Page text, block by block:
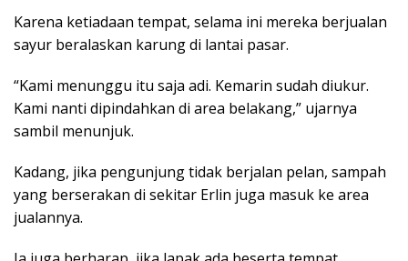
Karena ketiadaan tempat, selama ini mereka berjualan
sayur beralaskan karung di lantai pasar.
“Kami menunggu itu saja adi. Kemarin sudah diukur.
Kami nanti dipindahkan di area belakang,” ujarnya
sambil menunjuk.
Kadang, jika pengunjung tidak berjalan pelan, sampah
yang berserakan di sekitar Erlin juga masuk ke area
jualannya.